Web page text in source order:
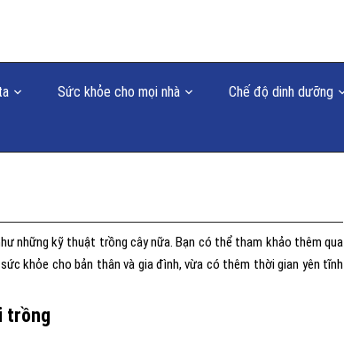
Sức khỏe cho mọi nhà Chế độ dinh dưỡng
những kỹ thuật trồng cây nữa. Bạn có thể tham khảo thêm qua
khỏe cho bản thân và gia đình, vừa có thêm thời gian yên tĩnh
trồng